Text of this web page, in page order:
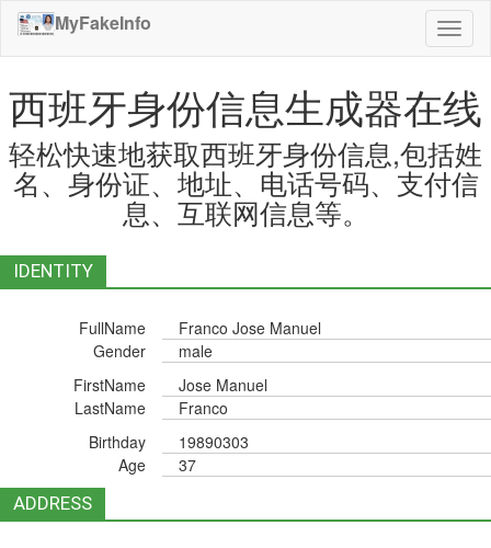
切
换
航
MyFakeInfo
西班牙身份信息生成器在线
轻松快速地获取西班牙身份信息,包括姓
名、身份证、地址、电话号码、支付信
息、互联网信息等。
IDENTITY
FullName
Franco Jose Manuel
Gender
male
FirstName
Jose Manuel
LastName
Franco
Birthday
19890303
Age
37
ADDRESS